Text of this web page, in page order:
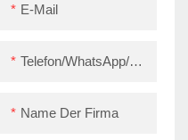
E-Mail
Telefon/WhatsApp/Skype
Name Der Firma